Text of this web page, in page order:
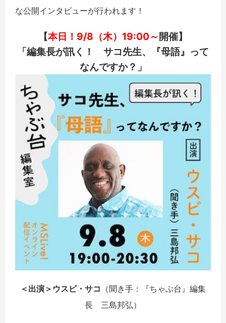
な公開インタビューが行われます！
【本日！ 9/8（木）19:00～開催】
「編集長が訊く！ サコ先生、『母語』って
なんですか？」
＜出演＞ ウスビ・サコ （聞き手：『ちゃぶ台』編集
長 三島邦弘）